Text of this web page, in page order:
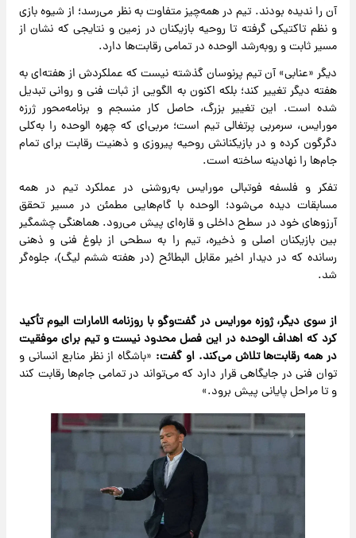
آن را ندیده بودند. تیم در همه‌چیز متفاوت به نظر می‌رسد؛ از شیوه بازی
و نظم تاکتیکی گرفته تا روحیه بازیکنان در زمین و نتایجی که نشان از
مسیر ثابت و رو‌به‌رشد الوحده در تمامی رقابت‌ها دارد.
دیگر «عنابی» آن تیم پرنوسان گذشته نیست که عملکردش از هفته‌ای به
هفته دیگر تغییر کند؛ بلکه اکنون به الگویی از ثبات فنی و روانی تبدیل
شده است. این تغییر بزرگ، حاصل کار منسجم و برنامه‌محور ژرزه
مورایس، سرمربی پرتغالی تیم است؛ مربی‌ای که چهره الوحده را به‌کلی
دگرگون کرده و در بازیکنانش روحیه پیروزی و ذهنیت رقابت برای تمام
جام‌ها را نهادینه ساخته است.
تفکر و فلسفه فوتبالی مورایس به‌روشنی در عملکرد تیم در همه
مسابقات دیده می‌شود؛ الوحده با گام‌هایی مطمئن در مسیر تحقق
آرزوهای خود در سطح داخلی و قاره‌ای پیش می‌رود. هماهنگی چشمگیر
بین بازیکنان اصلی و ذخیره، تیم را به سطحی از بلوغ فنی و ذهنی
رسانده که در دیدار اخیر مقابل البطائح (در هفته ششم لیگ)، جلوه‌گر
شد.
از سوی دیگر، ژوزه مورایس در گفت‌وگو با روزنامه الامارات الیوم تأکید
کرد که اهداف الوحده در این فصل محدود نیست و تیم برای موفقیت
در همه رقابت‌ها تلاش می‌کند. او گفت: «باشگاه از نظر منابع انسانی و
توان فنی در جایگاهی قرار دارد که می‌تواند در تمامی جام‌ها رقابت کند
و تا مراحل پایانی پیش برود.»